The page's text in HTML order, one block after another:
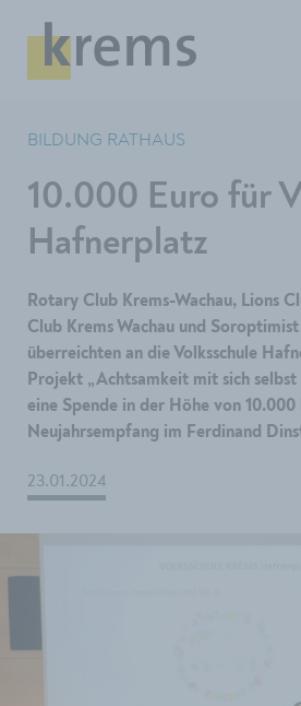
BILDUNG RATHAUS
10.000 Euro für
Hafnerplatz
Rotary Club Krems-Wachau, Lions
Club Krems Wachau und
überreichten an die Volksschule
Projekt „Achtsamkeit mit sich
eine Spende in der Höhe von 10.000
Neujahrsempfang im Ferdinand
23.01.2024